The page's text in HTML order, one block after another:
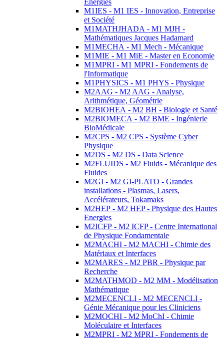
Energies
M1IES - M1 IES - Innovation, Entreprise
et Société
M1MATHJHADA - M1 MJH -
Mathématiques Jacques Hadamard
M1MECHA - M1 Mech - Mécanique
M1MIE - M1 MiE - Master en Economie
M1MPRI - M1 MPRI - Fondements de
l'Informatique
M1PHYSICS - M1 PHYS - Physique
M2AAG - M2 AAG - Analyse,
Arithmétique, Géométrie
M2BIOHEA - M2 BH - Biologie et Santé
M2BIOMECA - M2 BME - Ingénierie
BioMédicale
M2CPS - M2 CPS - Système Cyber
Physique
M2DS - M2 DS - Data Science
M2FLUIDS - M2 Fluids - Mécanique des
Fluides
M2GI - M2 GI-PLATO - Grandes
installations - Plasmas, Lasers,
Accélérateurs, Tokamaks
M2HEP - M2 HEP - Physique des Hautes
Energies
M2ICFP - M2 ICFP - Centre International
de Physique Fondamentale
M2MACHI - M2 MACHI - Chimie des
Matériaux et Interfaces
M2MARES - M2 PBR - Physique par
Recherche
M2MATHMOD - M2 MM - Modélisation
Mathématique
M2MECENCLI - M2 MECENCLI -
Génie Mécanique pour les Cliniciens
M2MOCHI - M2 MoChI - Chimie
Moléculaire et Interfaces
M2MPRI - M2 MPRI - Fondements de